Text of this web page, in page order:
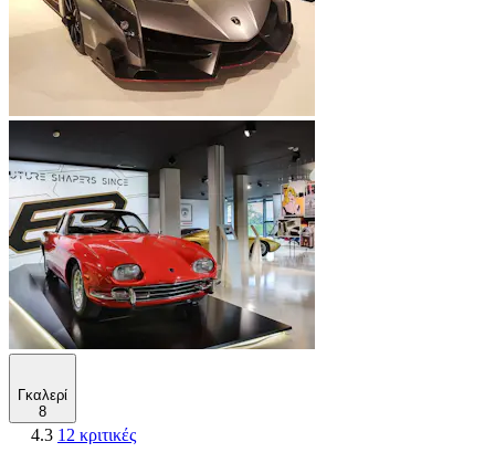
Γκαλερί
8
4.3 12 κριτικές